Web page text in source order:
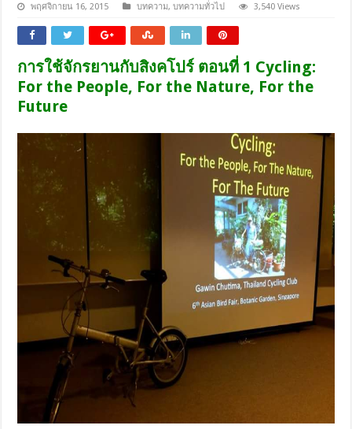
พฤศจิกายน 16, 2015 บทความ,บทความทั่วไป 3,540 Views
การใช้จักรยานกับสิงคโปร์ ตอนที่ 1 Cycling:
For the People, For the Nature, For the
Future